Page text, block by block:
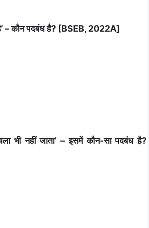
– कौन पदबंध है? [BSEB, 2022A]
भी नहीं जाता’ – इसमें कौन-सा पदबंध है?